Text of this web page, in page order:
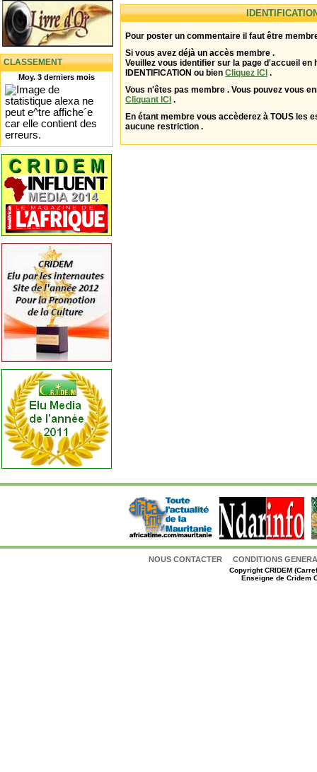
CLASSEMENT
Moy. 3 derniers mois
Pour poster un commentaire il faut être
Si vous avez déjà un accès membre .
Veuillez vous identifier sur la page d'accueil en
IDENTIFICATION ou bien Cliquez ICI .
Vous n'êtes pas membre . Vous pouvez vous
Cliquant ICI .
En étant membre vous accèderez à TOUS les
aucune restriction .
NOUS CONTACTER CONDITIONS
CopyrightCRIDEM
Enseigne de Cridem